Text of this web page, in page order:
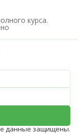
курса.
данные защищены.